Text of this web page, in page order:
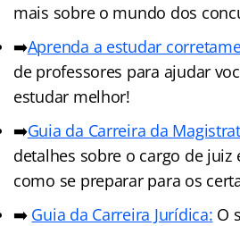
mais sobre o mundo dos
➡️Aprenda a estudar
de professores para ajudar
estudar melhor!
➡️Guia da Carreira da
detalhes sobre o cargo de juiz
como se preparar para os
➡️ Guia da Carreira Jurídica: O